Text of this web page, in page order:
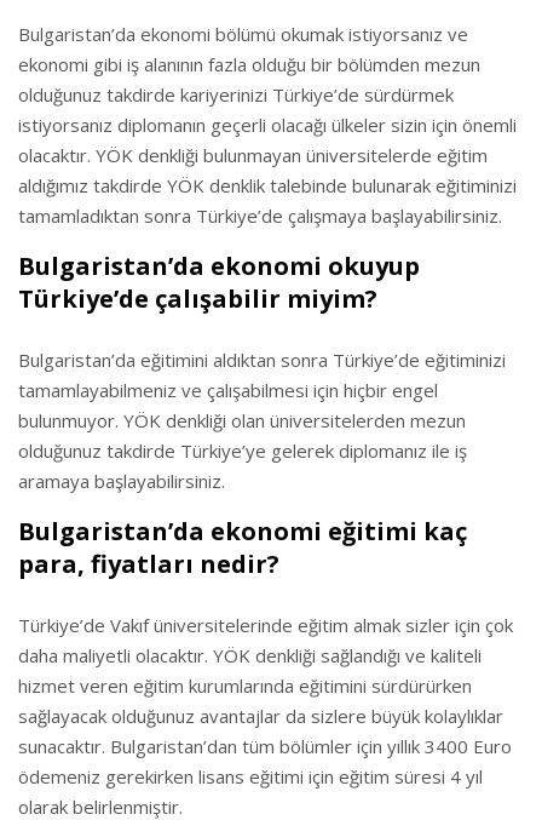
Bulgaristan’da ekonomi bölümü okumak istiyorsanız ve
ekonomi gibi iş alanının fazla olduğu bir bölümden mezun
olduğunuz takdirde kariyerinizi Türkiye’de sürdürmek
istiyorsanız diplomanın geçerli olacağı ülkeler sizin için önemli
olacaktır. YÖK denkliği bulunmayan üniversitelerde eğitim
aldığımız takdirde YÖK denklik talebinde bulunarak eğitiminizi
tamamladıktan sonra Türkiye’de çalışmaya başlayabilirsiniz.
Bulgaristan’da ekonomi okuyup
Türkiye’de çalışabilir miyim?
Bulgaristan’da eğitimini aldıktan sonra Türkiye’de eğitiminizi
tamamlayabilmeniz ve çalışabilmesi için hiçbir engel
bulunmuyor. YÖK denkliği olan üniversitelerden mezun
olduğunuz takdirde Türkiye’ye gelerek diplomanız ile iş
aramaya başlayabilirsiniz.
Bulgaristan’da ekonomi eğitimi kaç
para, fiyatları nedir?
Türkiye’de Vakıf üniversitelerinde eğitim almak sizler için çok
daha maliyetli olacaktır. YÖK denkliği sağlandığı ve kaliteli
hizmet veren eğitim kurumlarında eğitimini sürdürürken
sağlayacak olduğunuz avantajlar da sizlere büyük kolaylıklar
sunacaktır. Bulgaristan’dan tüm bölümler için yıllık 3400 Euro
ödemeniz gerekirken lisans eğitimi için eğitim süresi 4 yıl
olarak belirlenmiştir.